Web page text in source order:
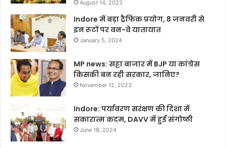
August 14, 2023
Indore में बड़ा ट्रैफिक प्रयोग, 8 जनवरी से
इन रूटों पर वन-वे यातायात
January 5, 2024
MP news: सट्टा बाजार में BJP या कांग्रेस
किसकी बन रही सरकार, जानिए?
November 12, 2023
Indore: पर्यावरण सरंक्षण की दिशा में
सकारात्म कदम, DAVV में हुई संगोष्ठी
June 18, 2024